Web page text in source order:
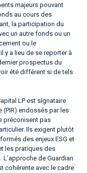
majeurs pouvant
au cours des
la participation du
un autre fonds ou un
ou le
y a lieu de se reporter à
prospectus du
été différent si de tels
LP est signataire
(PIR) endossés par les
préconisent pas
Ils exigent plutôt
des enjeux ESG et
les pratiques des
de Guardian
cohérente avec le cadre